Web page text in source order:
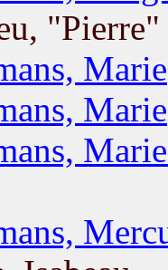
Marie
Marie